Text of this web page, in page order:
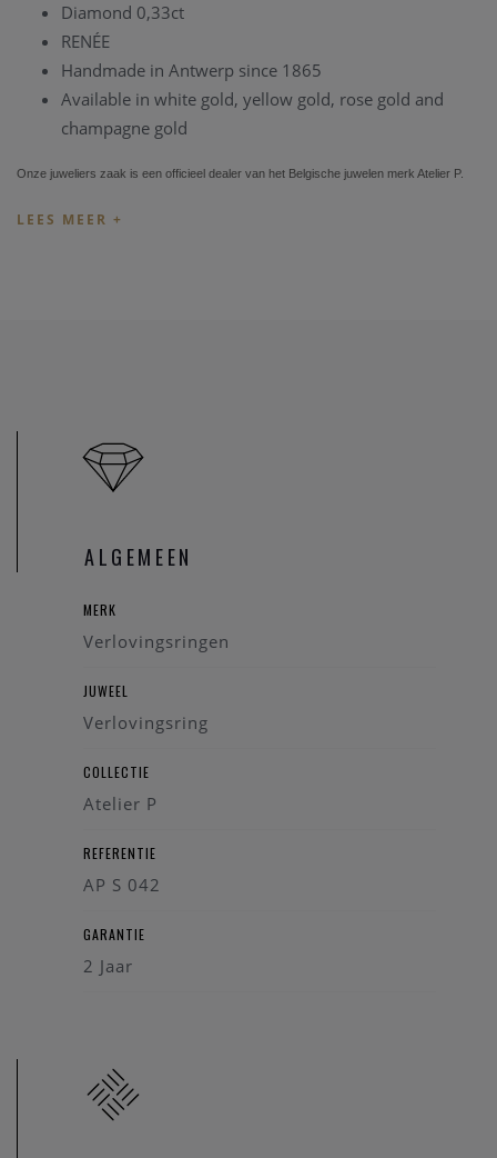
Diamond 0,33ct
RENÉE
Handmade in Antwerp since 1865
Available in white gold, yellow gold, rose gold and
champagne gold
Onze juweliers zaak is een officieel dealer van het Belgische juwelen merk Atelier P.
van een verloving ring, kan u een bericht zenden via
We brengen u graag op de hoogte.
ALGEMEEN
MERK
Verlovingsringen
JUWEEL
Verlovingsring
COLLECTIE
Atelier P
REFERENTIE
AP S 042
GARANTIE
2 Jaar